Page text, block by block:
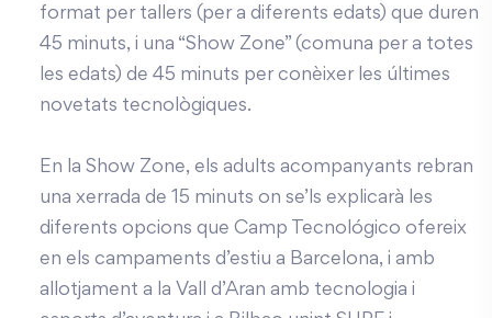
format per tallers (per a diferents edats) que duren
45 minuts, i una “Show Zone” (comuna per a totes
les edats) de 45 minuts per conèixer les últimes
novetats tecnològiques.
En la Show Zone, els adults acompanyants rebran
una xerrada de 15 minuts on se’ls explicarà les
diferents opcions que Camp Tecnológico ofereix
en els campaments d’estiu a Barcelona, i amb
allotjament a la Vall d’Aran amb tecnologia i